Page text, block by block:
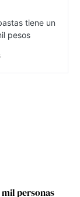
tiene un
pesos
mil personas